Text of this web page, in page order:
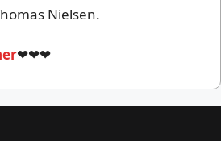
Nielsen.
❤❤❤